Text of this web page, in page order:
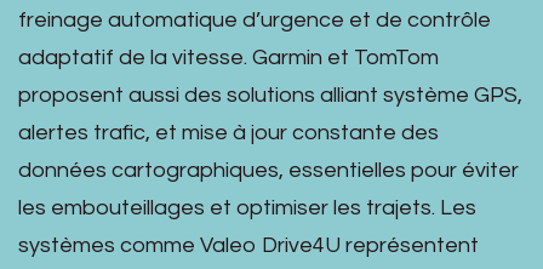
freinage automatique d’urgence et de contrôle
adaptatif de la vitesse. Garmin et TomTom
proposent aussi des solutions alliant système GPS,
alertes trafic, et mise à jour constante des
données cartographiques, essentielles pour éviter
les embouteillages et optimiser les trajets. Les
systèmes comme Valeo Drive4U représentent